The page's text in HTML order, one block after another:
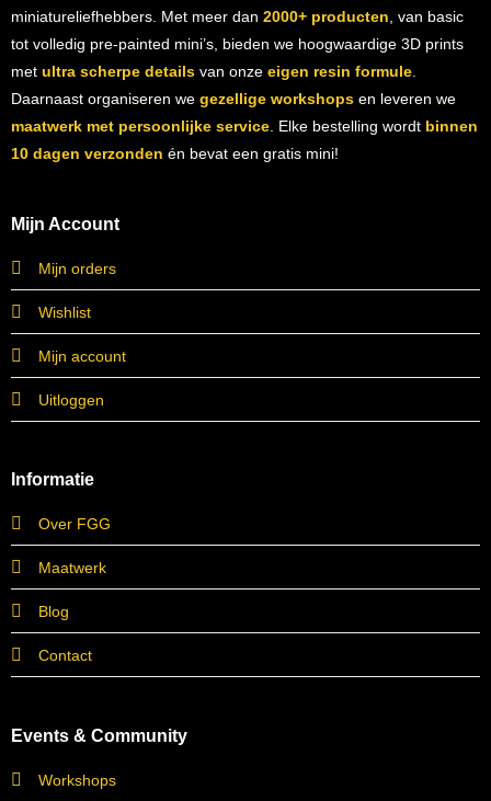
miniatureliefhebbers. Met meer dan 2000+ producten , van basic
tot volledig pre-painted mini’s, bieden we hoogwaardige 3D prints
met ultra scherpe detailsvan onze eigen resin formule.
Daarnaast organiseren we gezellige workshopsen leveren we
maatwerk met persoonlijke service. Elke bestelling wordt binnen
10 dagen verzonden én bevat een gratis mini!
Mijn Account
Mijn orders
Wishlist
Mijn account
Uitloggen
Informatie
Over FGG
Maatwerk
Blog
Contact
Events & Community
Workshops